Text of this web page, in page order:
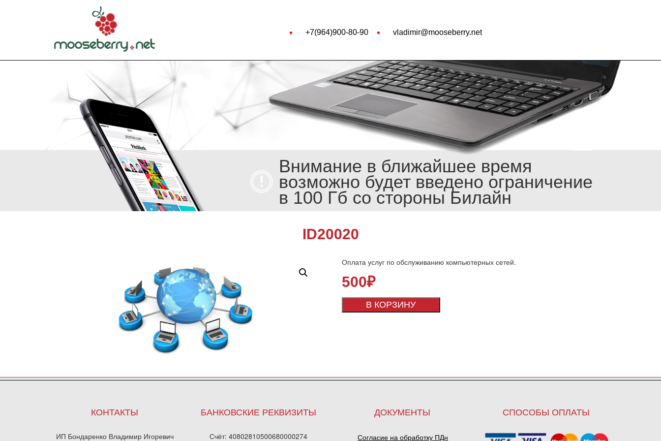
+7(964)900-80-90 vladimir@mooseberry.net
Внимание в ближайшее время
возможно будет введено ограничение
в 100 Гб со стороны Билайн
ID20020
Оплата услуг по обслуживанию компьютерных сетей.
500₽
В КОРЗИНУ
КОНТАКТЫ
ИП Бондаренко Владимир Игоревич
БАНКОВСКИЕ РЕКВИЗИТЫ
Счёт: 40802810500680000274
ДОКУМЕНТЫ
Согласие на обработку ПДн
СПОСОБЫ ОПЛАТЫ